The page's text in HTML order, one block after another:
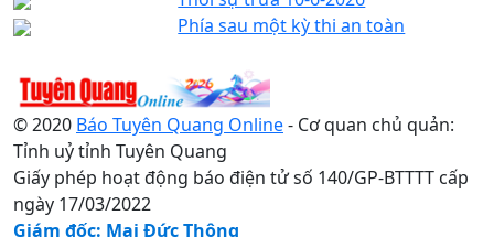
Phía sau một kỳ thi an toàn
© 2020 Báo Tuyên Quang Online- Cơ quan chủ quản:
Tỉnh uỷ tỉnh Tuyên Quang
Giấy phép hoạt động báo điện tử số 140/GP-BTTTT cấp
ngày 17/03/2022
Giám đốc: Mai Đức Thông